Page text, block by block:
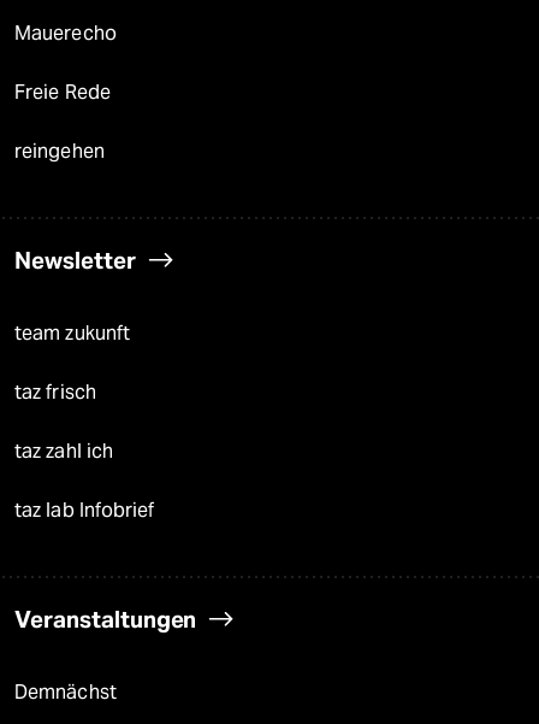
Mauerecho
Freie Rede
reingehen
Newsletter
team zukunft
taz frisch
taz zahl ich
taz lab Infobrief
Veranstaltungen
Demnächst